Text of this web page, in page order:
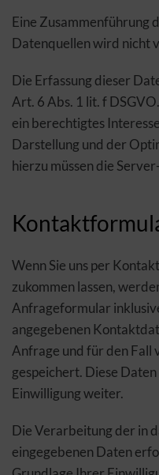
Eine Zusammenführung
Datenquellen wird nicht
Die Erfassung dieser
Art. 6 Abs. 1 lit. f
ein berechtigtes
Darstellung und der
hierzu müssen die
Wenn Sie uns per
zukommen lassen,
Anfrageformular
angegebenen
Anfrage und für den Fall
gespeichert. Diese
Einwilligung weiter.
Die Verarbeitung der in
eingegebenen Daten